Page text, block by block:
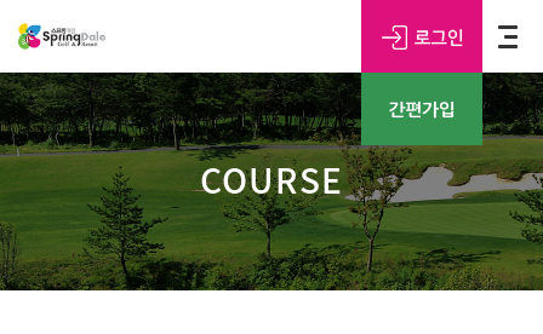
COURSE